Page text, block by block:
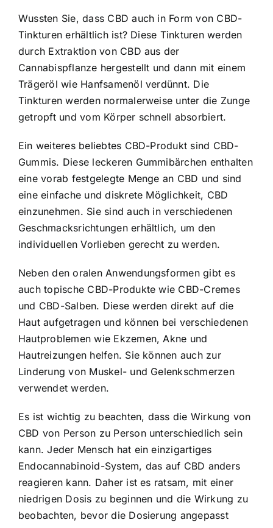
Wussten Sie, dass CBD auch in Form von CBD-
Tinkturen erhältlich ist? Diese Tinkturen werden
durch Extraktion von CBD aus der
Cannabispflanze hergestellt und dann mit einem
Trägeröl wie Hanfsamenöl verdünnt. Die
Tinkturen werden normalerweise unter die Zunge
getropft und vom Körper schnell absorbiert.
Ein weiteres beliebtes CBD-Produkt sind CBD-
Gummis. Diese leckeren Gummibärchen enthalten
eine vorab festgelegte Menge an CBD und sind
eine einfache und diskrete Möglichkeit, CBD
einzunehmen. Sie sind auch in verschiedenen
Geschmacksrichtungen erhältlich, um den
individuellen Vorlieben gerecht zu werden.
Neben den oralen Anwendungsformen gibt es
auch topische CBD-Produkte wie CBD-Cremes
und CBD-Salben. Diese werden direkt auf die
Haut aufgetragen und können bei verschiedenen
Hautproblemen wie Ekzemen, Akne und
Hautreizungen helfen. Sie können auch zur
Linderung von Muskel- und Gelenkschmerzen
verwendet werden.
Es ist wichtig zu beachten, dass die Wirkung von
CBD von Person zu Person unterschiedlich sein
kann. Jeder Mensch hat ein einzigartiges
Endocannabinoid-System, das auf CBD anders
reagieren kann. Daher ist es ratsam, mit einer
niedrigen Dosis zu beginnen und die Wirkung zu
beobachten, bevor die Dosierung angepasst